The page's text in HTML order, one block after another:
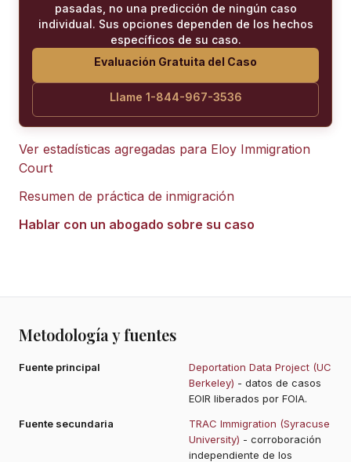
pasadas, no una predicción de ningún caso
individual. Sus opciones dependen de los hechos
específicos de su caso.
Evaluación Gratuita del Caso
Llame 1-844-967-3536
Ver estadísticas agregadas para Eloy Immigration
Court
Resumen de práctica de inmigración
Hablar con un abogado sobre su caso
Metodología y fuentes
Fuente principal
Deportation Data Project (UC
Berkeley) - datos de casos
EOIR liberados por FOIA.
Fuente secundaria
TRAC Immigration (Syracuse
University) - corroboración
independiente de los